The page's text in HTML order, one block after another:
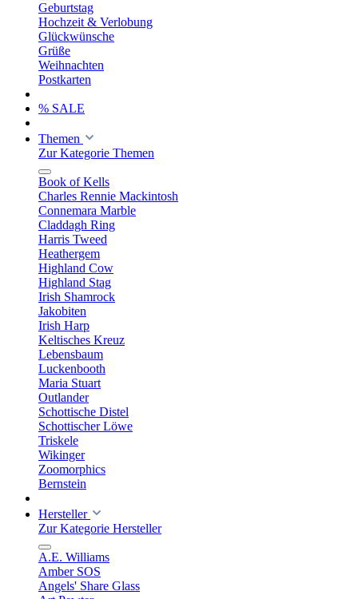
Geburtstag
Hochzeit & Verlobung
Glückwünsche
Grüße
Weihnachten
Postkarten
% SALE
Themen
Zur Kategorie Themen
Book of Kells
Charles Rennie Mackintosh
Connemara Marble
Claddagh Ring
Harris Tweed
Heathergem
Highland Cow
Highland Stag
Irish Shamrock
Jakobiten
Irish Harp
Keltisches Kreuz
Lebensbaum
Luckenbooth
Maria Stuart
Outlander
Schottische Distel
Schottischer Löwe
Triskele
Wikinger
Zoomorphics
Bernstein
Hersteller
Zur Kategorie Hersteller
A.E. Williams
Amber SOS
Angels' Share Glass